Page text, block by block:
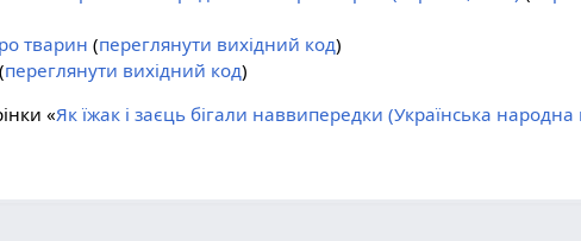
тварин (переглянути вихідний код)
переглянути вихідний код)
«Як їжак і заєць бігали наввипередки (Українська народна